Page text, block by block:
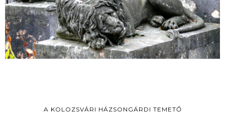
A KOLOZSVÁRI HÁZSONGÁRDI TEMETŐ